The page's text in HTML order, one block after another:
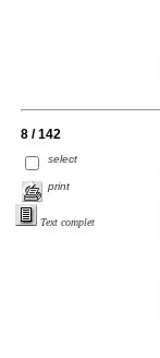
8 / 142
select
print
Text complet